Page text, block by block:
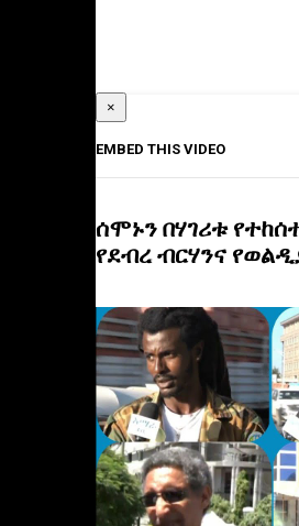
×
EMBED THIS VIDEO
ሰሞኑን በሃገሪቱ
የደብረ ብርሃንና